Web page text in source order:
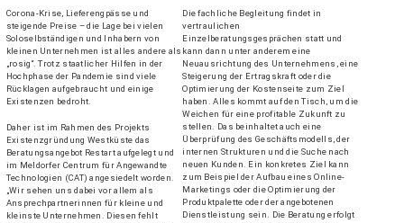
Corona-Krise, Lieferengpässe und
steigende Preise – die Lage bei vielen
Soloselbständigen und Inhabern von
kleinen Unternehmen ist alles andere als
„rosig“. Trotz staatlicher Hilfen in der
Hochphase der Pandemie sind viele
Rücklagen aufgebraucht und einige
Existenzen bedroht.
Daher ist im Rahmen des Projekts
Existenzgründung Westküste das
Beratungsangebot Restart aufgelegt und
im Meldorfer Centrum für Angewandte
Technologien (CAT) angesiedelt worden.
„Wir sehen uns dabei vor allem als
Ansprechpartnerinnen für kleine und
kleinste Unternehmen. Diesen fehlt
Die fachliche Begleitung findet in
vertraulichen
Einzelberatungsgesprächen statt und
kann dann unter anderem eine
Neuausrichtung des Unternehmens, eine
Steigerung der Ertragskraft oder die
Optimierung der Kostenseite zum Ziel
haben. Alles kommt auf den Tisch, um die
Weichen für eine profitable Zukunft zu
stellen. Das beinhaltet auch eine
Überprüfung des Geschäftsmodells, der
internen Strukturen und die Suche nach
neuen Kunden. Ein konkretes Ziel kann
zum Beispiel der Aufbau eines Online-
Marketings oder die Optimierung der
Produktpalette oder der angebotenen
Dienstleistung sein. Die Beratung erfolgt